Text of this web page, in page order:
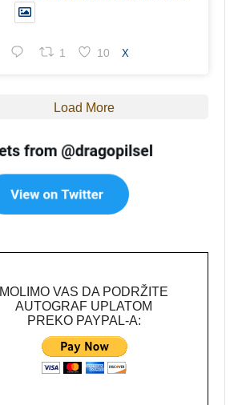
1 10 X
Load More
MOLIMO VAS DA PODRŽITE
AUTOGRAF UPLATOM
PREKO PAYPAL-A: